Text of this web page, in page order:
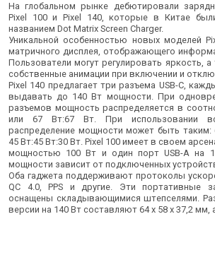
На глобальном рынке дебютировали
Pixel 100 и Pixel 140, которые в Китае
названием Dot Matrix Screen Charger.
Уникальной особенностью новых моделей
матричного дисплея, отображающего
Пользователи могут регулировать яркость, а
собственные анимации при включении и
Pixel 140 предлагает три разъема USB-C,
выдавать до 140 Вт мощности. При
разъемов мощность распределяется в
или 67 Вт:67 Вт. При использовании
распределение мощности может быть таким:
45 Вт:45 Вт:30 Вт. Pixel 100 имеет в своем
мощностью 100 Вт и один порт USB-A на
мощности зависит от подключенных
Оба гаджета поддерживают протоколы
QC 4.0, PPS и другие. Эти портативные
оснащены складывающимися штепселями.
версии на 140 Вт составляют 64 x 58 x 37,2